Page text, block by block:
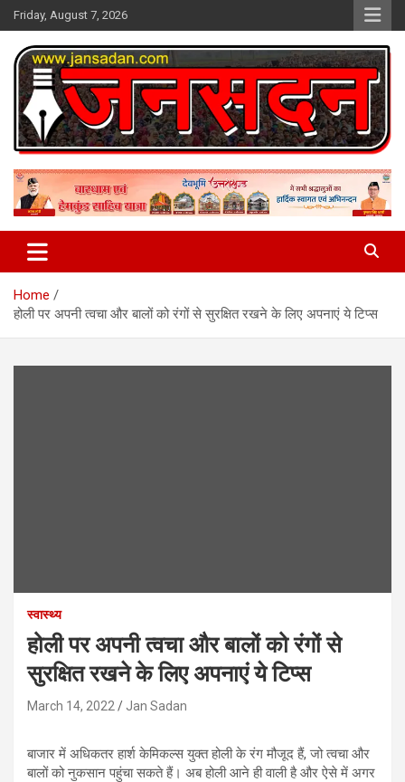
Skip
to
content
Friday, August 7, 2026
Jan Sadan
Home
होली पर अपनी त्वचा और बालों को रंगों से सुरक्षित रखने के लिए अपनाएं ये टिप्स
स्वास्थ्य
होली पर अपनी त्वचा और बालों को रंगों से
सुरक्षित रखने के लिए अपनाएं ये टिप्स
March 14, 2022 Jan Sadan
बाजार में अधिकतर हार्श केमिकल्स युक्त होली के रंग मौजूद हैं, जो त्वचा और
बालों को नुकसान पहुंचा सकते हैं। अब होली आने ही वाली है और ऐसे में अगर